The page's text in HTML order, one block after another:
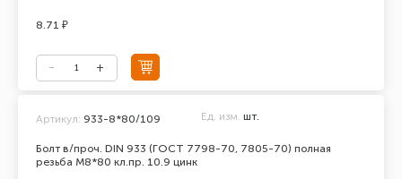
8.71 ₽
Болт в/проч. DIN 933 (ГОСТ 7798-70, 7805-70) полная
резьба М8*80 кл.пр. 10.9 цинк
Артикул: 933-8*80/109 Ед. изм. шт.